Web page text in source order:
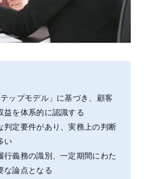
ップモデル」に基づき、顧客
益を体系的に認識する
判定要件があり、実務上の判断
い
行義務の識別、一定期間にわた
な論点となる